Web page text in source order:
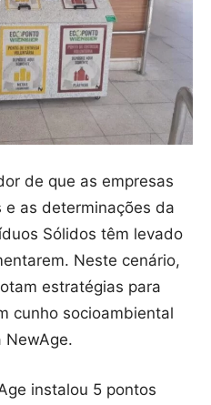
de que as empresas
as determinações da
Sólidos têm levado
Neste cenário,
estratégias para
cunho socioambiental
NewAge.
instalou 5 pontos